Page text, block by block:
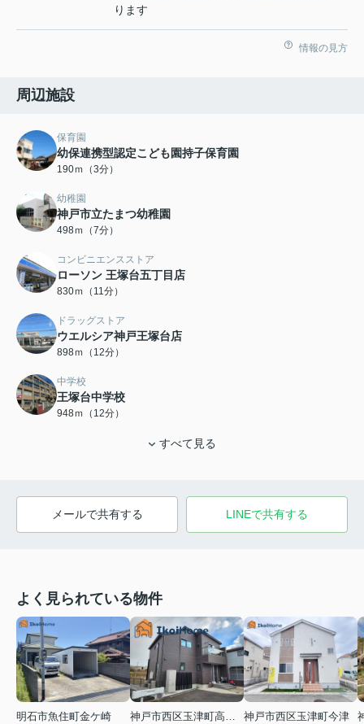
ります
情報の見方
周辺施設
保育園
幼保連携型認定こども園持子保育園
190ｍ（3分）
幼稚園
神戸市立たまつ幼稚園
498ｍ（7分）
コンビニエンスストア
ローソン 王塚台五丁目店
830ｍ（11分）
ドラッグストア
ウエルシア神戸王塚台店
898ｍ（12分）
中学校
王塚台中学校
948ｍ（12分）
すべて見る
メールで共有する LINEで共有する
よく見られている物件
明石市魚住町金ケ崎
神戸市西区玉津町今津